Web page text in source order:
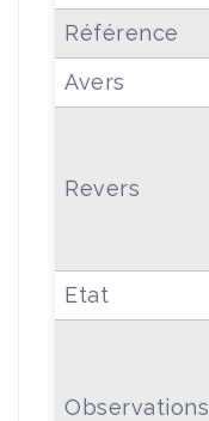
Référence
Avers
Revers
Etat
Observations